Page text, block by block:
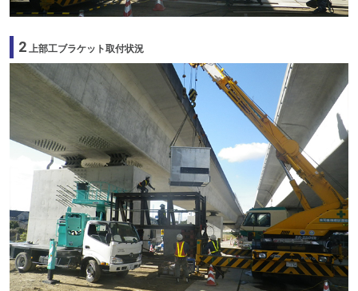
2 上部工ブラケット取付状況